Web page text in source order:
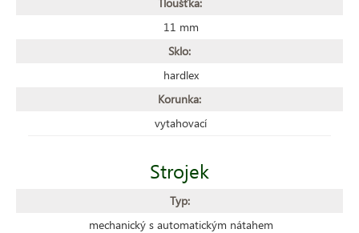
11 mm
Sklo:
hardlex
Korunka:
vytahovací
Strojek
Typ:
mechanický s automatickým nátahem